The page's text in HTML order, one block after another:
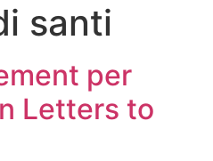
santi
per
Letters to